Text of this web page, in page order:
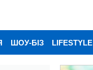
ШОУ-БІЗ LIFESTYLE